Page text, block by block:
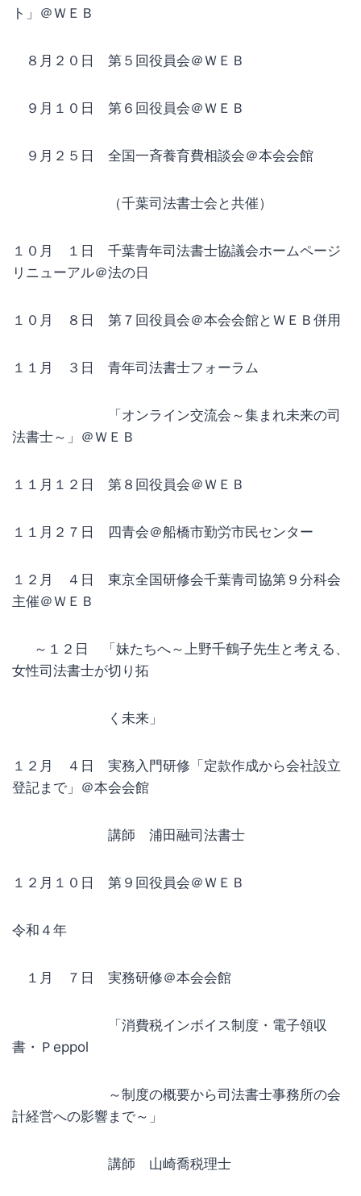
ト」＠ＷＥＢ
８月２０日 第５回役員会＠ＷＥＢ
９月１０日 第６回役員会＠ＷＥＢ
９月２５日 全国一斉養育費相談会＠本会会館
（千葉司法書士会と共催）
１０月 １日 千葉青年司法書士協議会ホームページ
リニューアル＠法の日
１０月 ８日 第７回役員会＠本会会館とＷＥＢ併用
１１月 ３日 青年司法書士フォーラム
「オンライン交流会～集まれ未来の司
法書士～」＠ＷＥＢ
１１月１２日 第８回役員会＠ＷＥＢ
１１月２７日 四青会＠船橋市勤労市民センター
１２月 ４日 東京全国研修会千葉青司協第９分科会
主催＠ＷＥＢ
～１２日 「妹たちへ～上野千鶴子先生と考える、
女性司法書士が切り拓
く未来」
１２月 ４日 実務入門研修「定款作成から会社設立
登記まで」＠本会会館
講師 浦田融司法書士
１２月１０日 第９回役員会＠ＷＥＢ
令和４年
１月 ７日 実務研修＠本会会館
「消費税インボイス制度・電子領収
書・Ｐeppol
～制度の概要から司法書士事務所の会
計経営への影響まで～」
講師 山崎喬税理士